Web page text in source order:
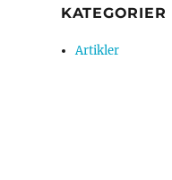
KATEGORIER
Artikler